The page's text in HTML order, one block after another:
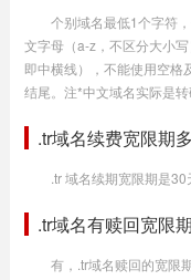
个别域名最低1个字符
文字母（a-z，不区分大小
即中横线），不能使用空格
结尾。注*中文域名实际是转
.tr域名续费宽限期
.tr 域名续期宽限期是
.tr域名有赎回宽限
有，.tr域名赎回的宽限